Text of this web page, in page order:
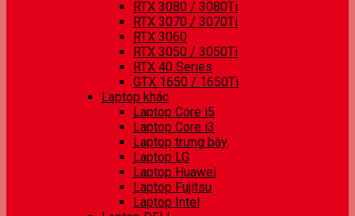
RTX 3080 / 3080Ti
RTX 3070 / 3070Ti
RTX 3060
RTX 3050 / 3050Ti
RTX 40 Series
GTX 1650 / 1650Ti
Laptop khác
Laptop Core i5
Laptop Core i3
Laptop trưng bày
Laptop LG
Laptop Huawei
Laptop Fujitsu
Laptop Intel